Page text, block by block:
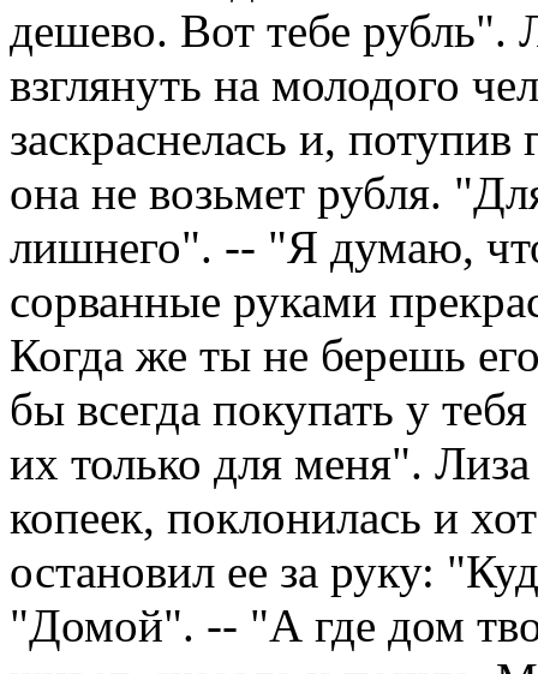
дешево. Вот тебе рубль".
взглянуть на молодого
заскраснелась и, потупив
она не возьмет рубля.
лишнего". -- "Я думаю,
сорванные руками
Когда же ты не берешь
бы всегда покупать у
их только для меня".
копеек, поклонилась и
остановил ее за руку:
"Домой". -- "А где дом